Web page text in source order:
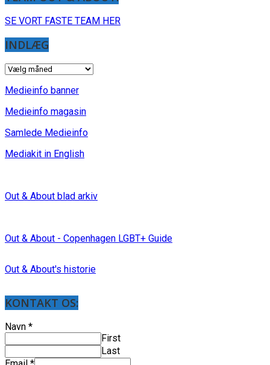
SE VORT FASTE TEAM HER
INDLÆG
INDLÆG
Medieinfo banner
Medieinfo magasin
Samlede Medieinfo
Mediakit in English
Out & About blad arkiv
Out & About - Copenhagen LGBT+ Guide
Out & About's historie
KONTAKT OS:
Navn *
First
Last